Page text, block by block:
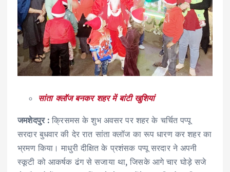
सांता क्लॉज बनकर शहर में बांटी खुशियां
जमशेदपुर : क्रिसमस के शुभ अवसर पर शहर के चर्चित पप्पू
सरदार बुधवार की देर रात सांता क्लॉज का रूप धारण कर शहर का
भ्रमण किया। माधुरी दीक्षित के प्रशंसक पप्पू सरदार ने अपनी
स्कूटी को आकर्षक ढंग से सजाया था, जिसके आगे चार घोड़े सजे